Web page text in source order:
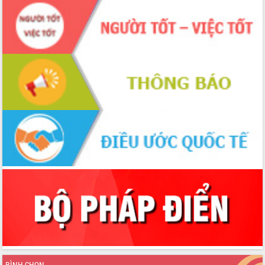
tầng kỹ thuật Cụm công nghiệp Tân
Tiến
Gặp mặt các cơ quan báo chí nhân Kỷ
niệm 101 năm Ngày Báo chí Cách
mạng Việt Nam
Đắk Lắk sơ kết 4 năm triển khai thực
hiện Đề án 06 của Chính phủ
Họp báo thông tin về Hội nghị Công bố
Quy hoạch và Xúc tiến đầu tư tỉnh Đắk
Lắk
Khơi thông điểm nghẽn, đẩy nhanh
giải ngân vốn khắc phục thiên tai
HĐND tỉnh thông qua điều chỉnh Quy
Hội thảo góp ý hồ sơ điều chỉnh quy
hoạch tỉnh Đắk Lắk thời kỳ 2021-2030,
tầm nhìn đến năm 2050
Nâng cao hiệu quả hoạt động của các
Hội nghị triển khai kết nối mạng